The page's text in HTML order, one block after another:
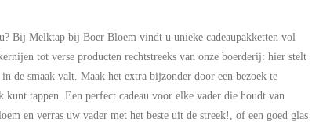
Bij Melktap bij Boer Bloem vindt u unieke cadeaupakketten vol
tot verse producten rechtstreeks van onze boerderij: hier stelt
in de smaak valt. Maak het extra bijzonder door een bezoek te
tappen. Een perfect cadeau voor elke vader die houdt van
en verras uw vader met het beste uit de streek!, of een goed glas